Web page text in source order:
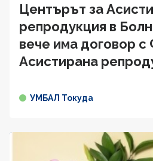
Центърът за
репродукция в
вече има договор
Асистирана
УМБАЛ Токуда